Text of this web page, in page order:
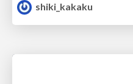
shiki_kakaku